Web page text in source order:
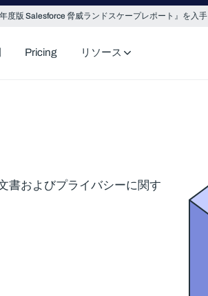
度版 Salesforce 脅威ランドスケープレポート』を入手
Pricing リソース
およびプライバシーに関す